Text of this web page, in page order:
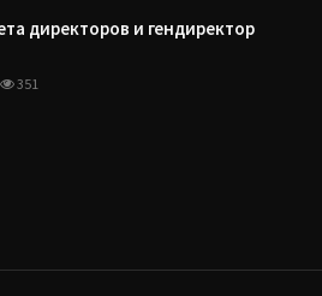
директоров и гендиректор
351